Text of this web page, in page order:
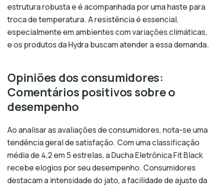
estrutura robusta e é acompanhada por uma haste para
troca de temperatura. A resistência é essencial,
especialmente em ambientes com variações climáticas,
e os produtos da Hydra buscam atender a essa demanda.
Opiniões dos consumidores:
Comentários positivos sobre o
desempenho
Ao analisar as avaliações de consumidores, nota-se uma
tendência geral de satisfação. Com uma classificação
média de 4,2 em 5 estrelas, a Ducha Eletrônica Fit Black
recebe elogios por seu desempenho. Consumidores
destacam a intensidade do jato, a facilidade de ajuste da